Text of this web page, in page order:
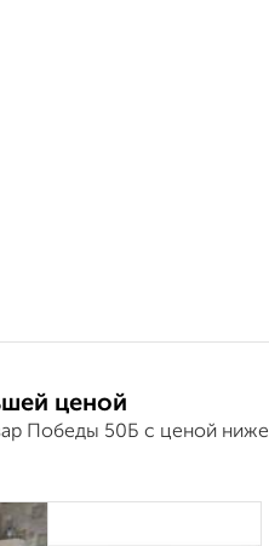
ценой
Победы 50Б с ценой ниже